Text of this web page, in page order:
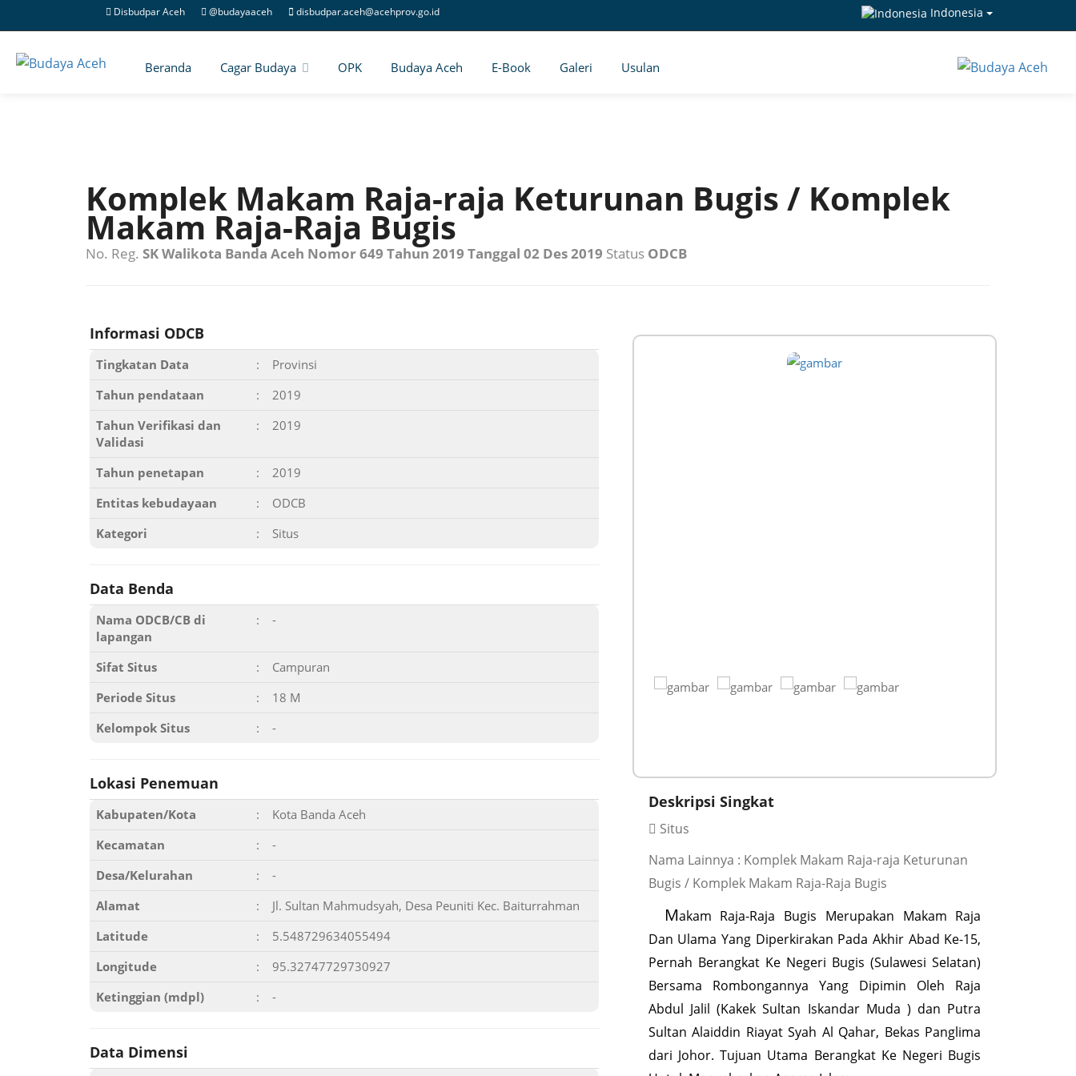
Disbudpar Aceh @budayaaceh disbudpar.aceh@acehprov.go.id Indonesia
Beranda Cagar Budaya OPK Budaya Aceh E-Book Galeri Usulan
Komplek Makam Raja-raja Keturunan Bugis / Komplek
Makam Raja-Raja Bugis
No. Reg. SK Walikota Banda Aceh Nomor 649 Tahun 2019 Tanggal 02 Des 2019 Status ODCB
Informasi ODCB
Tingkatan Data :
Provinsi
Tahun pendataan
:
2019
Tahun Verifikasi dan
Validasi
: 2019
Tahun penetapan :
2019
Entitas kebudayaan
:
ODCB
Kategori
: Situs
Data Benda
Nama ODCB/CB di
lapangan
: -
Sifat Situs :
Campuran
Periode Situs
:
18 M
Kelompok Situs
: -
Lokasi Penemuan
Kabupaten/Kota :
Kota Banda Aceh
Kecamatan
:
-
Desa/Kelurahan
:
-
Alamat
:
Jl. Sultan Mahmudsyah, Desa Peuniti Kec. Baiturrahman
Latitude
:
5.548729634055494
Longitude
:
95.32747729730927
Ketinggian (mdpl)
: -
Data Dimensi
Deskripsi Singkat
Situs
Nama Lainnya : Komplek Makam Raja-raja Keturunan
Bugis / Komplek Makam Raja-Raja Bugis
Makam Raja-Raja Bugis Merupakan Makam Raja
Dan Ulama Yang Diperkirakan Pada Akhir Abad Ke-15,
Pernah Berangkat Ke Negeri Bugis (Sulawesi Selatan)
Bersama Rombongannya Yang Dipimin Oleh Raja
Abdul Jalil (Kakek Sultan Iskandar Muda ) dan Putra
Sultan Alaiddin Riayat Syah Al Qahar, Bekas Panglima
dari Johor. Tujuan Utama Berangkat Ke Negeri Bugis